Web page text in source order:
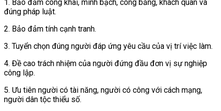
1. Bảo đảm công khai, minh bạch, công bằng, khách quan và
đúng pháp luật.
2. Bảo đảm tính cạnh tranh.
3. Tuyển chọn đúng người đáp ứng yêu cầu của vị trí việc làm.
4. Đề cao trách nhiệm của người đứng đầu đơn vị sự nghiệp
công lập.
5. Ưu tiên người có tài năng, người có công với cách mạng,
người dân tộc thiểu số.